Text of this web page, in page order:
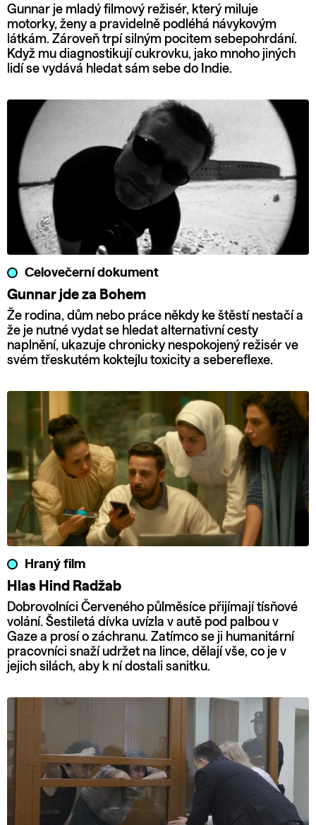
Gunnar je mladý filmový režisér, který miluje
motorky, ženy a pravidelně podléhá návykovým
látkám. Zároveň trpí silným pocitem sebepohrdání.
Když mu diagnostikují cukrovku, jako mnoho jiných
lidí se vydává hledat sám sebe do Indie.
Celovečerní dokument
Gunnar jde za Bohem
Že rodina, dům nebo práce někdy ke štěstí nestačí a
že je nutné vydat se hledat alternativní cesty
naplnění, ukazuje chronicky nespokojený režisér ve
svém třeskutém koktejlu toxicity a sebereflexe.
Hraný film
Hlas Hind Radžab
Dobrovolníci Červeného půlměsíce přijímají tísňové
volání. Šestiletá dívka uvízla v autě pod palbou v
Gaze a prosí o záchranu. Zatímco se ji humanitární
pracovníci snaží udržet na lince, dělají vše, co je v
jejich silách, aby k ní dostali sanitku.